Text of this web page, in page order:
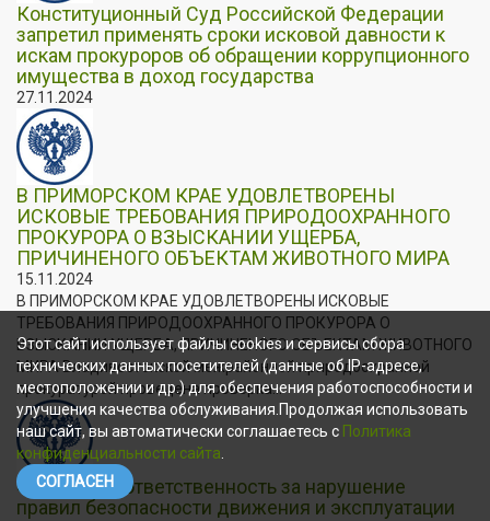
Конституционный Суд Российской Федерации
запретил применять сроки исковой давности к
искам прокуроров об обращении коррупционного
имущества в доход государства
27.11.2024
В ПРИМОРСКОМ КРАЕ УДОВЛЕТВОРЕНЫ
ИСКОВЫЕ ТРЕБОВАНИЯ ПРИРОДООХРАННОГО
ПРОКУРОРА О ВЗЫСКАНИИ УЩЕРБА,
ПРИЧИНЕНОГО ОБЪЕКТАМ ЖИВОТНОГО МИРА
15.11.2024
В ПРИМОРСКОМ КРАЕ УДОВЛЕТВОРЕНЫ ИСКОВЫЕ
ТРЕБОВАНИЯ ПРИРОДООХРАННОГО ПРОКУРОРА О
ВЗЫСКАНИИ УЩЕРБА, ПРИЧИНЕНОГО ОБЪЕКТАМ ЖИВОТНОГО
МИРА Владивостокской межрайонной природоохранной
прокуратурой проведена проверка...
«Уголовная ответственность за нарушение
правил безопасности движения и эксплуатации
Этот сайт использует файлы cookies и сервисы сбора
технических данных посетителей (данные об IP-адресе,
местоположении и др.) для обеспечения работоспособности и
улучшения качества обслуживания.Продолжая использовать
наш сайт, вы автоматически соглашаетесь с Политика
конфиденциальности сайта
СОГЛАСЕН